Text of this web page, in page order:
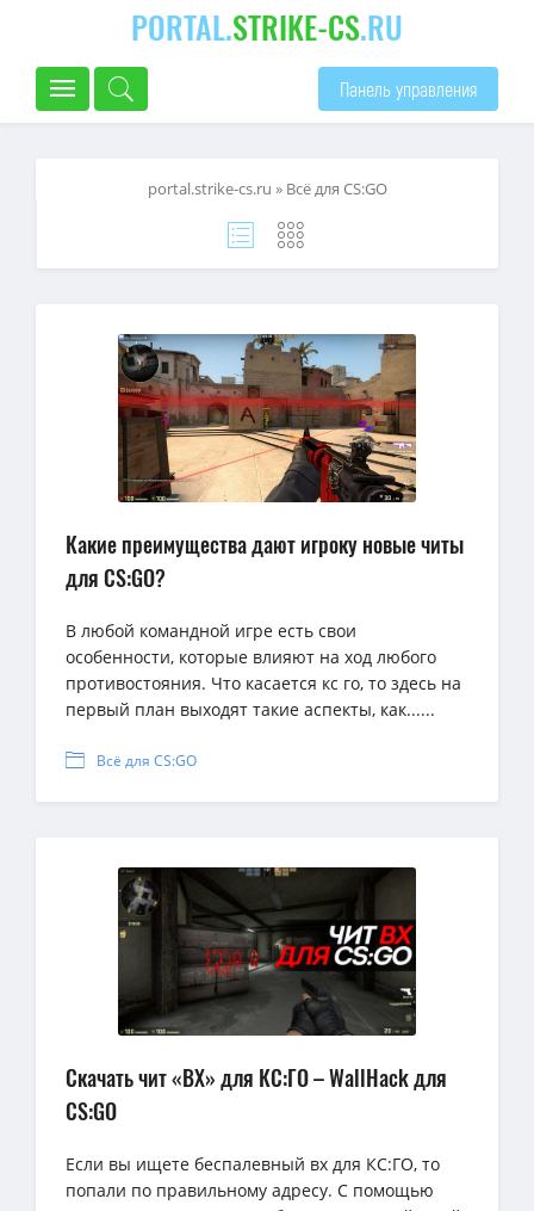
PORTAL.STRIKE-CS.RU
Панель управления
portal.strike-cs.ru » Всё для CS:GO
Какие преимущества дают игроку новые читы
для CS:GO?
В любой командной игре есть свои
особенности, которые влияют на ход любого
противостояния. Что касается кс го, то здесь на
первый план выходят такие аспекты, как......
Всё для CS:GO
Скачать чит «ВХ» для КС:ГО – WallHack для
CS:GO
Если вы ищете беспалевный вх для КС:ГО, то
попали по правильному адресу. С помощью